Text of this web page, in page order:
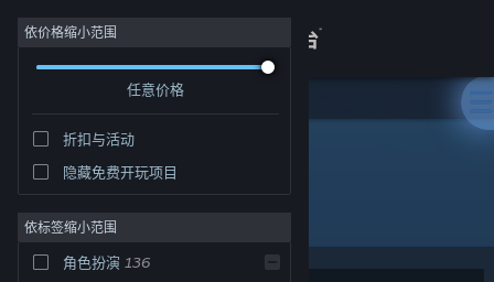
登录
关于
客服
依价格缩小范围
任意价格
折扣与活动
隐藏免费开玩项目
依标签缩小范围
角色扮演 136
热销商品
所有产品